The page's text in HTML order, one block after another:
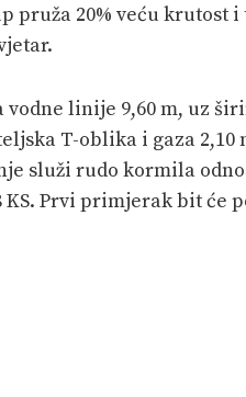
pruža 20% veću krutost
linije 9,60 m, uz
T-oblika i gaza 2,10
služi rudo kormila
KS. Prvi primjerak bit će